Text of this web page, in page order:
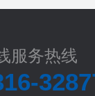
服务热线